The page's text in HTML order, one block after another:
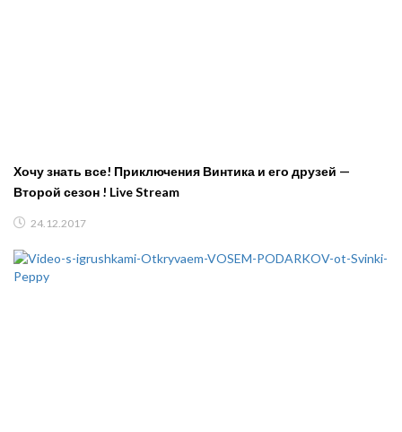
Хочу знать все! Приключения Винтика и его друзей —
Второй сезон ! Live Stream
24.12.2017